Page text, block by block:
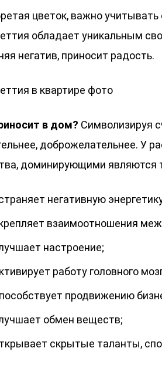
цветок, важно
обладает уникальным
негатив, приносит радость.
в квартире фото
в дом? Символизируя
доброжелательнее. У
доминирующими являются
негативную
взаимоотношения
настроение;
работу головного
продвижению
обмен веществ;
скрытые таланты,